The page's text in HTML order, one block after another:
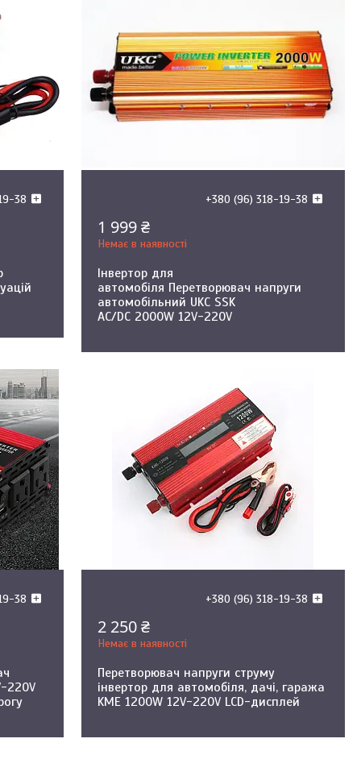
38 +380 (96) 318-19-38
1 999 ₴
Немає в наявності
Інвертор для
автомобіля Перетворювач напруги
автомобільний UKC SSK
AC/DC 2000W 12V-220V
38
220V
+380 (96) 318-19-38
2 250 ₴
Немає в наявності
Перетворювач напруги струму
інвертор для автомобіля, дачі, гаража
KME 1200W 12V-220V LCD-дисплей